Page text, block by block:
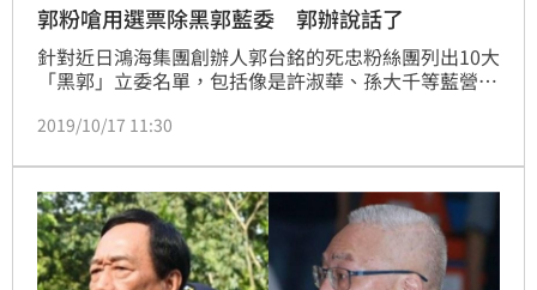
郭粉嗆用選票除黑郭藍委 郭辦說話了
針對近日鴻海集團創辦人郭台銘的死忠粉絲團列出10大
「黑郭」立委名單，包括像是許淑華、孫大千等藍營立
郭台銘核心幕僚、永齡基金會副執行長蔡沁瑜今（17）
自發性的行為。
2019/10/17 11:30